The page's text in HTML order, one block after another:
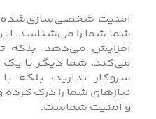
امنیت شخصی‌سازی‌شده
شما شما را می‌شناسد.
افزایش می‌دهد، بلکه
می‌کند. شما دیگر با
سروکار ندارید، بلکه
نیازهای شما را درک
و امنیت شماست.